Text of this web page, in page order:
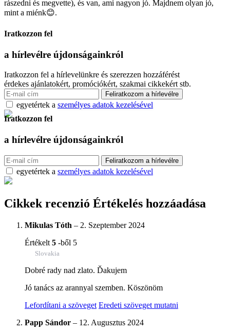
rászedni és megvette), és van, ami nagyon jó. Majdnem olyan jó,
mint a miénk😊.
Iratkozzon fel
a hírlevélre újdonságainkról
Iratkozzon fel a hírlevelünkre és szerezzen hozzáférést
érdekes ajánlatokért, promóciókért, szakmai cikkekért stb.
egyetértek a személyes adatok kezelésével
Iratkozzon fel
a hírlevélre újdonságainkról
egyetértek a személyes adatok kezelésével
Cikkek recenzió Értékelés hozzáadása
Mikulas Tóth – 2. Szeptember 2024
Értékelt 5 -ből 5
Slovakia
Dobré rady nad zlato. Ďakujem
Jó tanács az arannyal szemben. Köszönöm
Lefordítani a szöveget Eredeti szöveget mutatni
Papp Sándor – 12. Augusztus 2024